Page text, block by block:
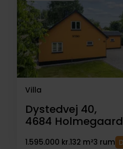
Villa
Dystedvej 40,
4684 Holmegaard
1.595.000 kr.132 m²3 rum